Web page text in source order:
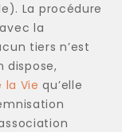
La procédure
la
tiers n’est
dispose,
Vie qu’elle